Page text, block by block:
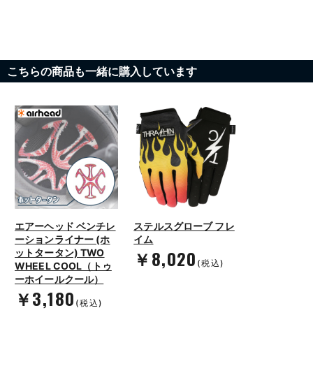
こちらの商品も一緒に購入しています
エアーヘッド ベンチレ
ーションライナー (ホ
ットタータン) TWO
WHEEL COOL（トゥ
ーホイールクール）
￥3,180 (税込)
ステルスグローブ フレ
イム
￥8,020 (税込)